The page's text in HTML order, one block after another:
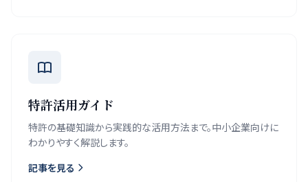
特許活用ガイド
特許の基礎知識から実践的な活用方法まで。中小企業向けに
わかりやすく解説します。
記事を見る